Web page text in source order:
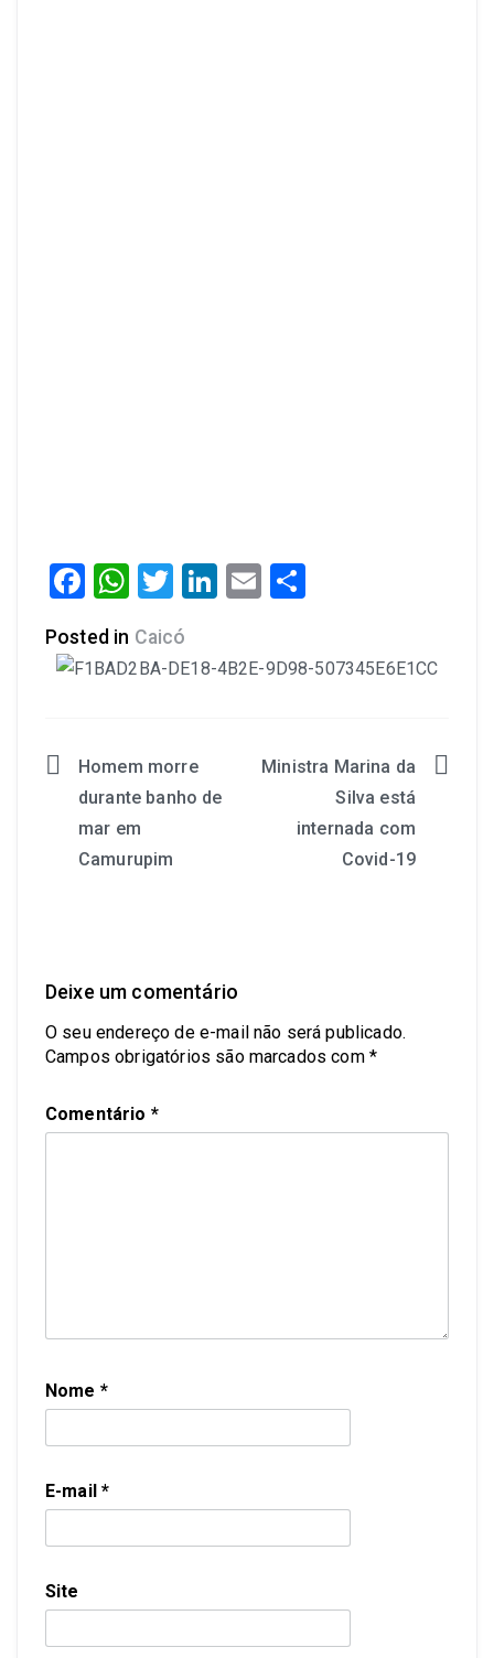
Facebook
WhatsApp
Twitter
LinkedIn
Email
Posted in Caicó
Homem morre
durante banho de
mar em
Camurupim
Ministra Marina da
Silva está
internada com
Covid-19
Deixe um comentário
O seu endereço de e-mail não será publicado.
Campos obrigatórios são marcados com *
Comentário *
Nome *
E-mail*
Site